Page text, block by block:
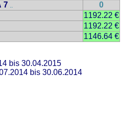
7 ..
0
1192.22 €
1192.22 €
1146.64 €
bis 30.04.2015
bis 30.06.2014